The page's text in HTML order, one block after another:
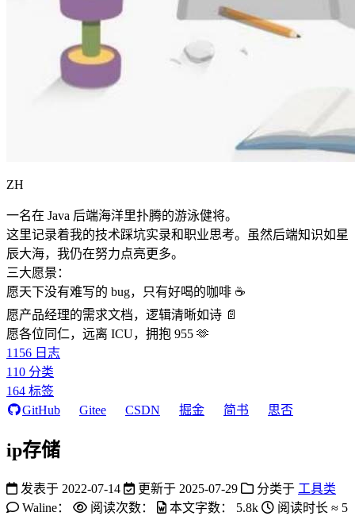
ZH
一名在 Java 后端海洋里扑腾的游泳健将。
这里记录着我的技术踩坑实录和职业思考。虽然后端知识如星
辰大海，我仍在努力点亮更多。
三大愿景：
愿天下没有难写的 bug，只有好喝的咖啡 ☕️
愿产品经理的需求文档，逻辑清晰如诗 📄
愿各位同仁，远离 ICU，拥抱 955 🫶
1156 日志
110 分类
164 标签
GitHub
Gitee CSDN 掘金 简书 思否
ip存储
发表于 2022-07-14 更新于 2025-07-29 分类于 工具类
Waline：
阅读次数： 本文字数： 5.8k 阅读时长 ≈ 5